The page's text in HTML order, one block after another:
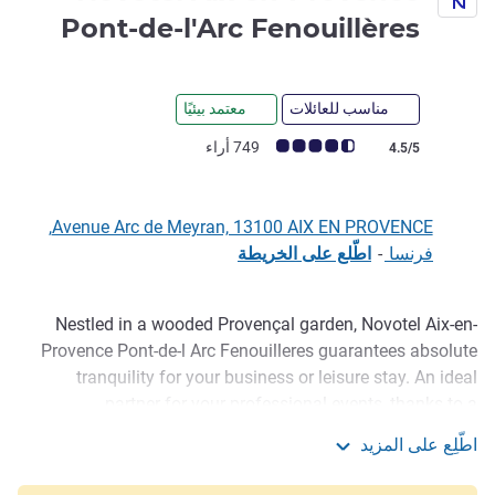
Pont-de-l'Arc Fenouillères
مناسب للعائلات معتمد بيئيًا
ملاحظة أراء العملاء (رأي ALL)
4.5/5 749 أراء
Avenue Arc de Meyran, 13100 AIX EN PROVENCE,
فرنسا - اطّلع على الخريطة
الوصف
Nestled in a wooded Provençal garden, Novotel Aix-en-
Provence Pont-de-l Arc Fenouilleres guarantees absolute
tranquility for your business or leisure stay. An ideal
conference centre with nine meeting rooms, our hotel in
Aix-en-Provence is also dedicated to relaxation. Our
outdoor pool with solarium is the ideal place to spend
اطّلِع على المزيد